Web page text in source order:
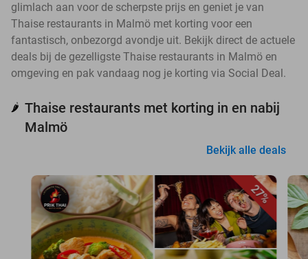
glimlach aan voor de scherpste prijs en geniet je van
Thaise restaurants in Malmö met korting voor een
fantastisch, onbezorgd avondje uit. Bekijk direct de actuele
deals bij de gezelligste Thaise restaurants in Malmö en
omgeving en pak vandaag nog je korting via Social Deal.
🌶️ Thaise restaurants met korting in en nabij
Malmö
Bekijk alle deals
27%